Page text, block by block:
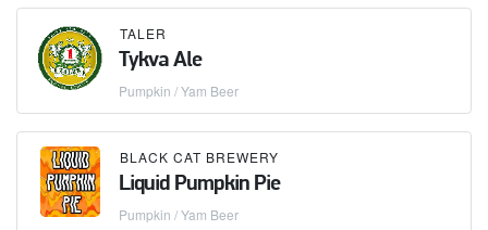
TALER
Tykva Ale
Pumpkin / Yam Beer
BLACK CAT BREWERY
Liquid Pumpkin Pie
Pumpkin / Yam Beer